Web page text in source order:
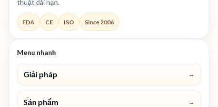
thuật dài hạn.
FDA CE ISO Since 2006
Menu nhanh
Giải pháp →
Sản phẩm →